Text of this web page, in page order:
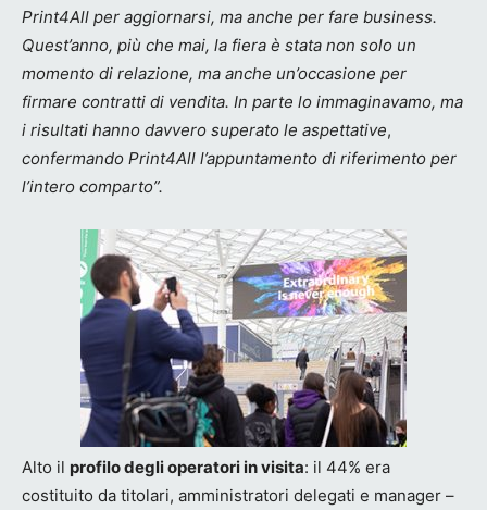
Print4All per aggiornarsi, ma anche per fare business.
Quest’anno, più che mai, la fiera è stata non solo un
momento di relazione, ma anche un’occasione per
firmare contratti di vendita. In parte lo immaginavamo, ma
i risultati hanno davvero superato le aspettative,
confermando Print4All l’appuntamento di riferimento per
l’intero comparto”.
Alto il profilo degli operatori in visita: il 44% era
costituito da titolari, amministratori delegati e manager –